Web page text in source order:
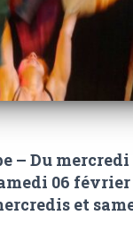
– Du mercredi
06 février
et